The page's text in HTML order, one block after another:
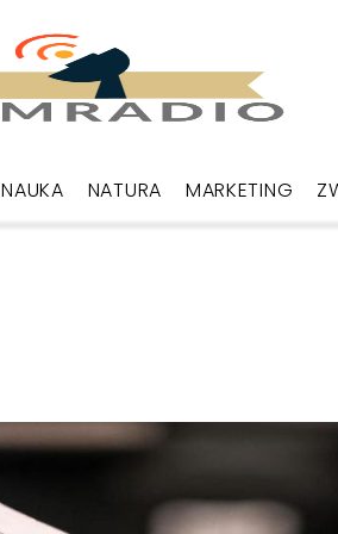
NAUKA NATURA MARKETING